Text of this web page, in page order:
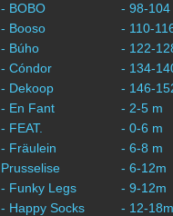
- BOBO
- Booso
- Búho
- Cóndor
- Dekoop
- En Fant
- FEAT.
- Fräulein
Prusselise
- Funky Legs
- Happy Socks
- 98-104
- 110-
- 122-
- 134-
- 146-
- 2-5 m
- 0-6 m
- 6-8 m
- 6-12m
- 9-12m
- 12-18m